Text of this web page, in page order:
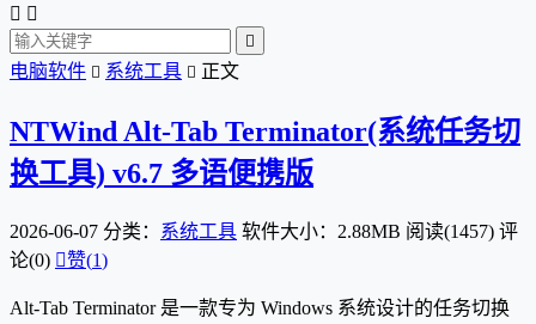
 

电脑软件  系统工具  正文
NTWind Alt-Tab Terminator(系统任务切
换工具) v6.7 多语便携版
2026-06-07 分类： 系统工具 软件大小：2.88MB 阅读(1457) 评
论(0) 赞(1)
Alt-Tab Terminator 是一款专为 Windows 系统设计的任务切换